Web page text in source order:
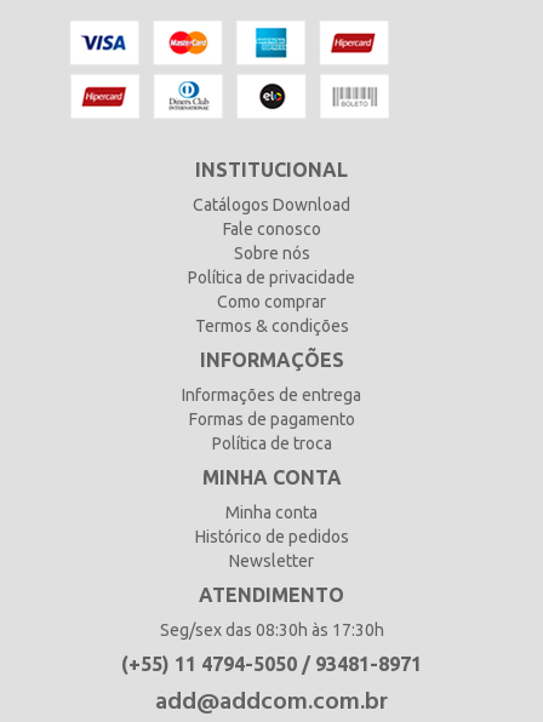
INSTITUCIONAL
Catálogos Download
Fale conosco
Sobre nós
Política de privacidade
Como comprar
Termos & condições
INFORMAÇÕES
Informações de entrega
Formas de pagamento
Política de troca
MINHA CONTA
Minha conta
Histórico de pedidos
Newsletter
ATENDIMENTO
Seg/sex das 08:30h às 17:30h
(+55) 11 4794-5050 / 93481-8971
add@addcom.com.br